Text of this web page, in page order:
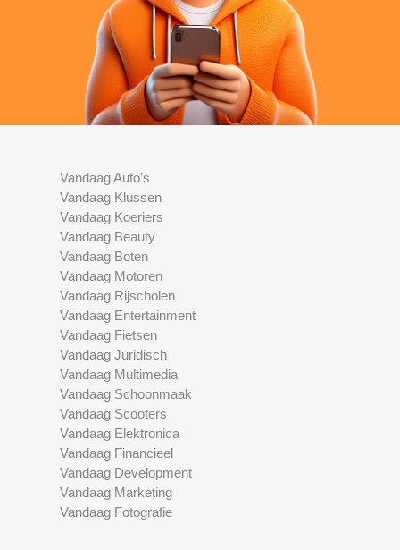
Vandaag Auto's
Vandaag Klussen
Vandaag Koeriers
Vandaag Beauty
Vandaag Boten
Vandaag Motoren
Vandaag Rijscholen
Vandaag Entertainment
Vandaag Fietsen
Vandaag Juridisch
Vandaag Multimedia
Vandaag Schoonmaak
Vandaag Scooters
Vandaag Elektronica
Vandaag Financieel
Vandaag Development
Vandaag Marketing
Vandaag Fotografie